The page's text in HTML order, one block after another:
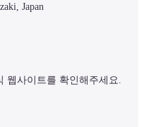
Japan
웹사이트를 확인해주세요.